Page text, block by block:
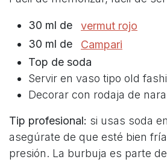
30 ml de
​​vermut rojo
30 ml de
Campari
Top de soda
Servir en vaso tipo old
Decorar con rodaja de
Tip profesional: si usas soda
asegúrate de que esté bien
presión. La burbuja es parte